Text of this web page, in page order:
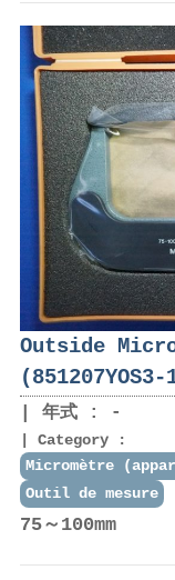
Outside
年式 : -
Category :
Micromètre
Outil de mesure
75～100mm